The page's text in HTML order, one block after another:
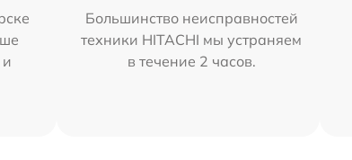
Большинство неисправностей
техники HITACHI мы устраняем
в течение 2 часов.